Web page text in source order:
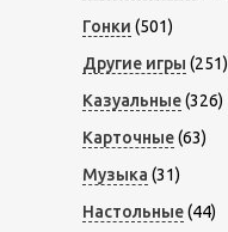
Гонки (501)
Другие игры (251)
Казуальные(326)
Карточные(63)
Музыка (31)
Настольные(44)